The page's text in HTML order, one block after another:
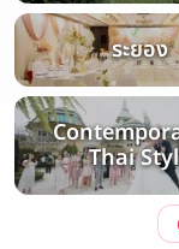
ระยอง
Thai